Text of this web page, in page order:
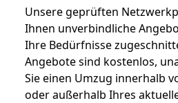
Unsere geprüften
Ihnen unverbindliche
Ihre Bedürfnisse
Angebote sind kostenlos,
Sie einen Umzug innerhalb
oder außerhalb Ihres